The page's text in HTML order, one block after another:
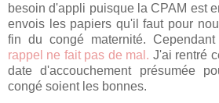
besoin d'appli puisque la CPAM est
envois les papiers qu'il faut pour
fin du congé maternité. Cependant
rappel ne fait pas de mal. J'ai rentré
date d'accouchement présumée
congé soient les bonnes.